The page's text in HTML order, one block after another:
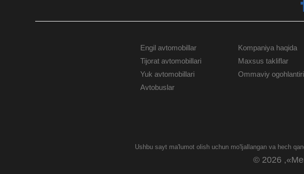
AVTOMOBILLAR
Engil avtomobillar
Tijorat avtomobillari
Yuk avtomobillari
Avtobuslar
КЛИЕНТАМ
Kompaniya haqida
Maxsus takliflar
Ommaviy
Ushbu sayt ma'lumot olish uchun mo'ljallangan va hech
© 2026